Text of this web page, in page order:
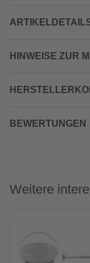
HINWEISE ZUR
BEWERTUNGEN
Weitere